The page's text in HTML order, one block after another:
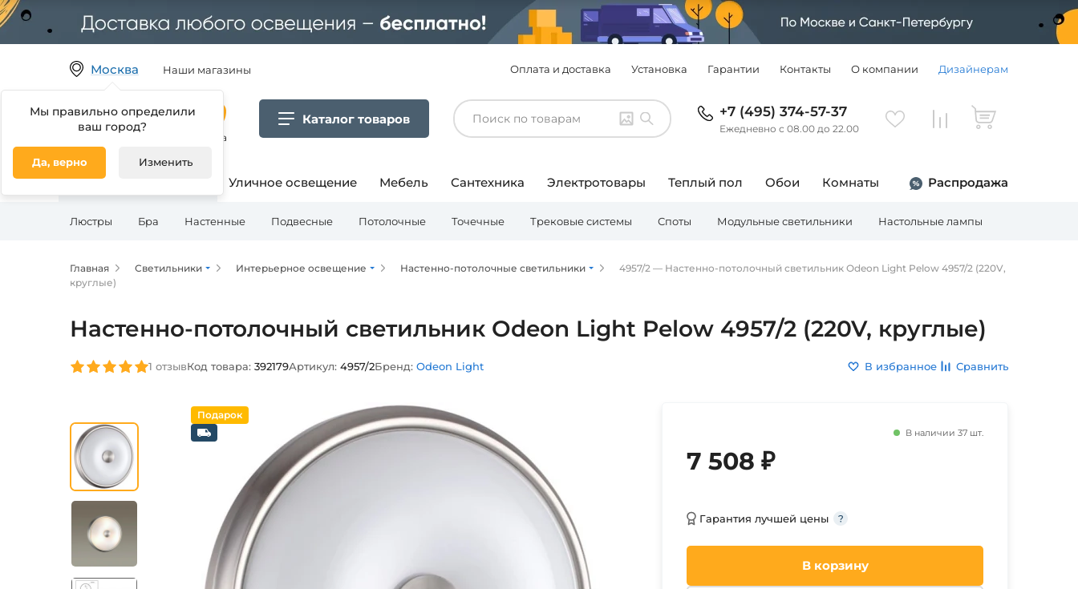
Москва
Мы правильно определили
ваш город?
Да, верно Изменить
Наши магазины Оплата и доставка Установка Гарантии Контакты О компании Дизайнерам
Гипермаркет товаров для дома
Каталог товаров +7 (495) 374-57-37
Ежедневно с 08.00 до 22.00
Освещение для дома Уличное освещение Мебель Сантехника Электротовары Теплый пол Обои Комнаты Распродажа
Люстры Бра Настенные Подвесные Потолочные Точечные Трековые системы Споты Модульные светильники Настольные лампы
Главная Светильники Интерьерное освещение Настенно-потолочные светильники
4957/2 — Настенно-потолочный светильник Odeon Light Pelow 4957/2 (220V,
круглые)
Настенно-потолочный светильник Odeon Light Pelow 4957/2 (220V, круглые)
1 отзывКод товара: 392179Артикул: 4957/2Бренд: Odeon Light В избранное Сравнить
В наличии 37 шт.
7 508 ₽
Гарантия лучшей цены
В корзину